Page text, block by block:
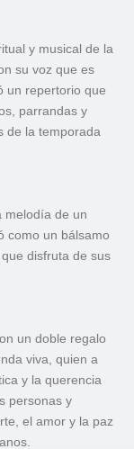
y musical de la
su voz que es
un repertorio que
parrandas y
de la temporada
melodía de un
como un bálsamo
disfruta de sus
un doble regalo
viva, quien a
y la querencia
personas y
el amor y la paz